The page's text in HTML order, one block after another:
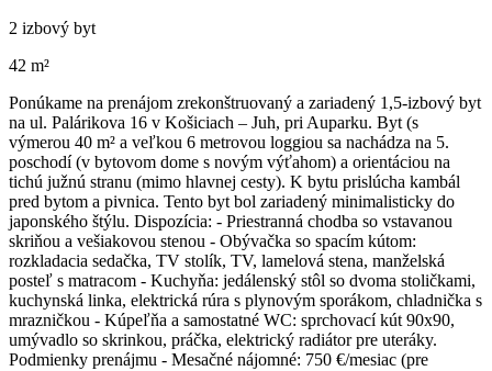
2 izbový byt
42 m²
Ponúkame na prenájom zrekonštruovaný a zariadený 1,5-izbový byt
na ul. Palárikova 16 v Košiciach – Juh, pri Auparku. Byt (s
výmerou 40 m² a veľkou 6 metrovou loggiou sa nachádza na 5.
poschodí (v bytovom dome s novým výťahom) a orientáciou na
tichú južnú stranu (mimo hlavnej cesty). K bytu prislúcha kambál
pred bytom a pivnica. Tento byt bol zariadený minimalisticky do
japonského štýlu. Dispozícia: - Priestranná chodba so vstavanou
skriňou a vešiakovou stenou - Obývačka so spacím kútom:
rozkladacia sedačka, TV stolík, TV, lamelová stena, manželská
posteľ s matracom - Kuchyňa: jedálenský stôl so dvoma stoličkami,
kuchynská linka, elektrická rúra s plynovým sporákom, chladnička s
mrazničkou - Kúpeľňa a samostatné WC: sprchovací kút 90x90,
umývadlo so skrinkou, práčka, elektrický radiátor pre uteráky.
Podmienky prenájmu - Mesačné nájomné: 750 €/mesiac (pre